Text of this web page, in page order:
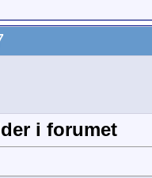
i forumet